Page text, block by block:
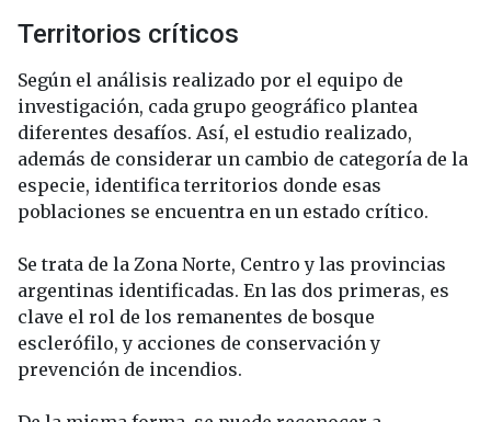
Territorios críticos
Según el análisis realizado por el equipo de
investigación, cada grupo geográfico plantea
diferentes desafíos. Así, el estudio realizado,
además de considerar un cambio de categoría de la
especie, identifica territorios donde esas
poblaciones se encuentra en un estado crítico.
Se trata de la Zona Norte, Centro y las provincias
argentinas identificadas. En las dos primeras, es
clave el rol de los remanentes de bosque
esclerófilo, y acciones de conservación y
prevención de incendios.